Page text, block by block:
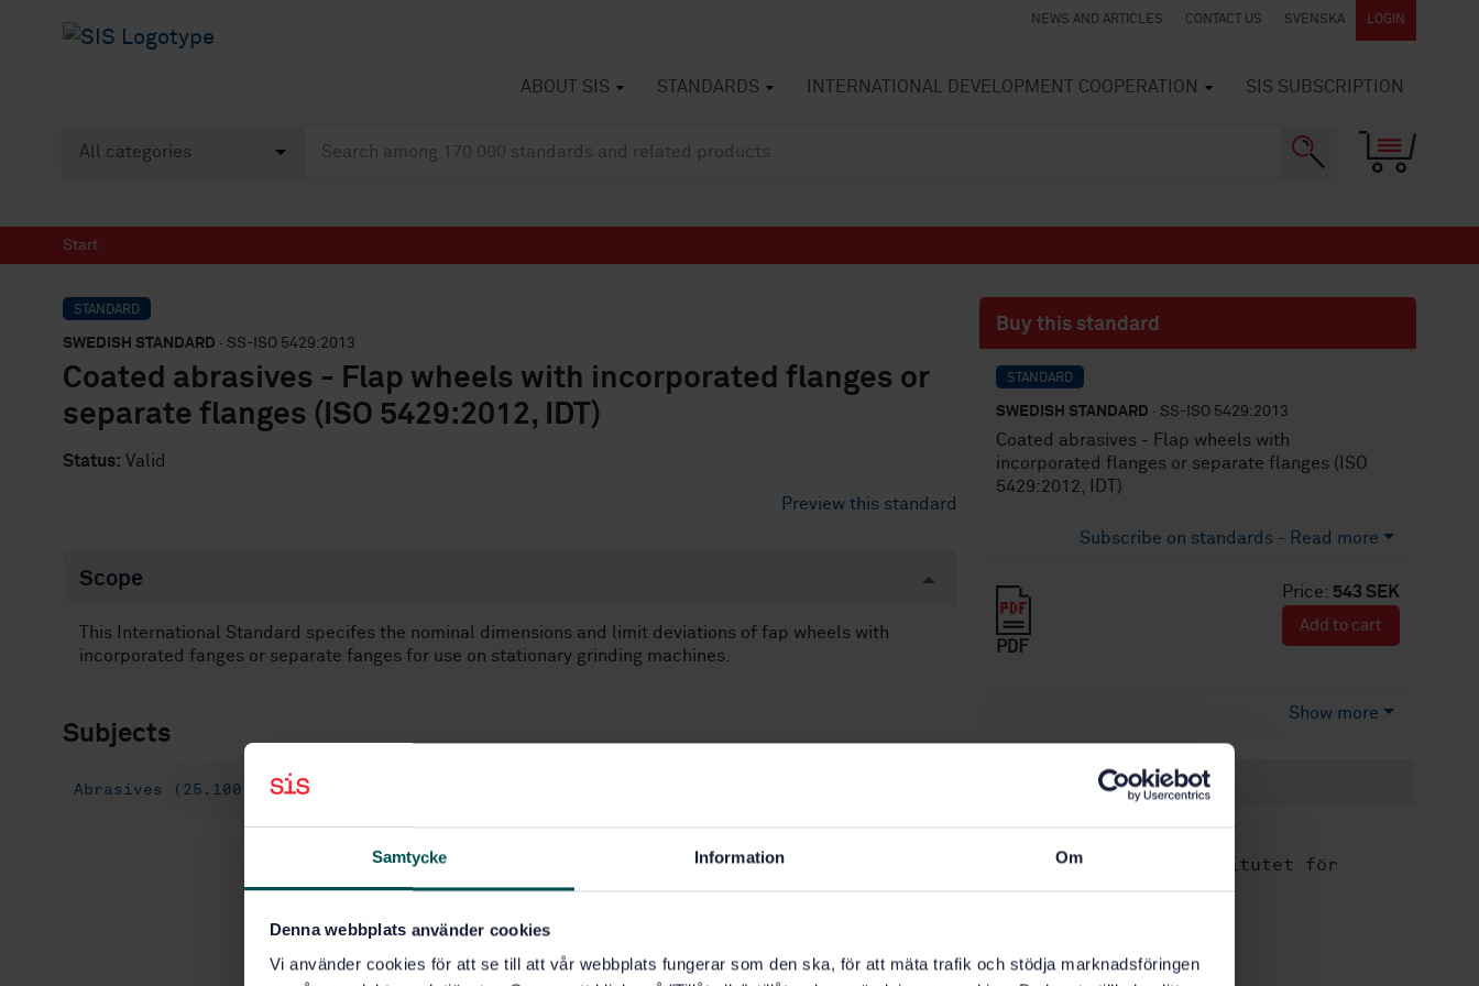
Samtycke Information Om
Denna webbplats använder cookies
Vi använder cookies för att se till att vår webbplats fungerar som den ska, för att mäta trafik och stödja marknadsföringen
NEWS AND ARTICLES CONTACT US SVENSKA LOGIN
ABOUT SIS STANDARDS INTERNATIONAL DEVELOPMENT COOPERATION SIS SUBSCRIPTION
Start
STANDARD
SWEDISH STANDARD · SS-ISO 5429:2013
Coated abrasives - Flap wheels with incorporated flanges or
separate flanges (ISO 5429:2012, IDT)
Status: Valid
Preview this standard
Scope
This International Standard specifes the nominal dimensions and limit deviations of fap wheels with
incorporated fanges or separate fanges for use on stationary grinding machines.
Subjects
Abrasives (25.100.70)
Buy this standard
STANDARD
SWEDISH STANDARD · SS-ISO 5429:2013
Coated abrasives - Flap wheels with
incorporated flanges or separate flanges (ISO
5429:2012, IDT)
Subscribe on standards - Read more
Price: 543 SEK
PDF
Add to cart
Show more
Product information
Language: English
Written by:
Svenska institutet för
standarder
STD-98483